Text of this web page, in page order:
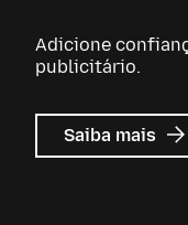
Adicione
publicitário.
Saiba mais